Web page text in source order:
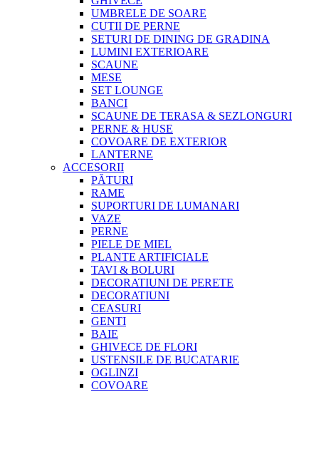
UMBRELE DE SOARE
CUTII DE PERNE
SETURI DE DINING DE GRADINA
LUMINI EXTERIOARE
SCAUNE
MESE
SET LOUNGE
BANCI
SCAUNE DE TERASA & SEZLONGURI
PERNE & HUSE
COVOARE DE EXTERIOR
LANTERNE
ACCESORII
PĂTURI
RAME
SUPORTURI DE LUMANARI
VAZE
PERNE
PIELE DE MIEL
PLANTE ARTIFICIALE
TAVI & BOLURI
DECORATIUNI DE PERETE
DECORATIUNI
CEASURI
GENTI
BAIE
GHIVECE DE FLORI
USTENSILE DE BUCATARIE
OGLINZI
COVOARE